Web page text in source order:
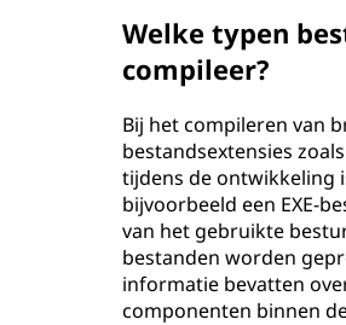
Welke typen
compileer?
Bij het compileren van
bestandsextensies
tijdens de ontwikkeling
bijvoorbeeld een EXE-
van het gebruikte
bestanden worden
informatie bevatten
componenten binnen